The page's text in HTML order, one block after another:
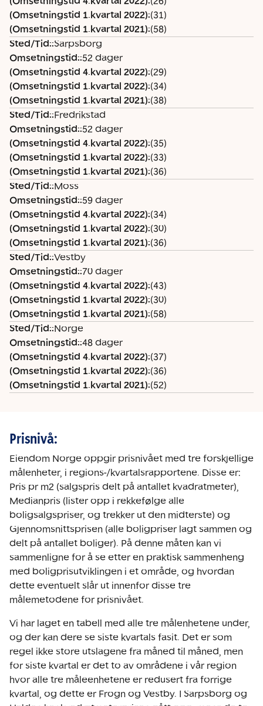
k
v
a
rt
al
2
0
2
2)
k
v
a
rt
al
2
0
2
2)
k
v
a
rt
al
2
0
2
1)
(Omsetningstid 1.kvartal 2022):(31)
(Omsetningstid 1.kvartal 2021):(58)
Sted/Tid::Sarpsborg
Omsetningstid::52 dager
(Omsetningstid 4.kvartal 2022):(29)
(Omsetningstid 1.kvartal 2022):(34)
(Omsetningstid 1.kvartal 2021):(38)
Sted/Tid::Fredrikstad
Omsetningstid::52 dager
(Omsetningstid 4.kvartal 2022):(35)
(Omsetningstid 1.kvartal 2022):(33)
(Omsetningstid 1.kvartal 2021):(36)
Sted/Tid::Moss
Omsetningstid::59 dager
(Omsetningstid 4.kvartal 2022):(34)
(Omsetningstid 1.kvartal 2022):(30)
(Omsetningstid 1.kvartal 2021):(36)
Sted/Tid::Vestby
Omsetningstid::70 dager
(Omsetningstid 4.kvartal 2022):(43)
(Omsetningstid 1.kvartal 2022):(30)
(Omsetningstid 1.kvartal 2021):(58)
Sted/Tid::Norge
Omsetningstid::48 dager
(Omsetningstid 4.kvartal 2022):(37)
(Omsetningstid 1.kvartal 2022):(36)
(Omsetningstid 1.kvartal 2021):(52)
Prisnivå:
Eiendom Norge oppgir prisnivået med tre forskjellige
målenheter, i regions-/kvartalsrapportene. Disse er:
Pris pr m2 (salgspris delt på antallet kvadratmeter),
Medianpris (lister opp i rekkefølge alle
boligsalgspriser, og trekker ut den midterste) og
Gjennomsnittsprisen (alle boligpriser lagt sammen og
delt på antallet boliger). På denne måten kan vi
sammenligne for å se etter en praktisk sammenheng
med boligprisutviklingen i et område, og hvordan
dette eventuelt slår ut innenfor disse tre
målemetodene for prisnivået.
Vi har laget en tabell med alle tre målenhetene under,
og der kan dere se siste kvartals fasit. Det er som
regel ikke store utslagene fra måned til måned, men
for siste kvartal er det to av områdene i vår region
hvor alle tre måleenhetene er redusert fra forrige
kvartal, og dette er Frogn og Vestby. I Sarpsborg og